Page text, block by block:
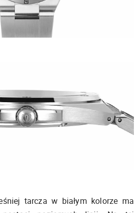
tarcza w białym kolorze ma